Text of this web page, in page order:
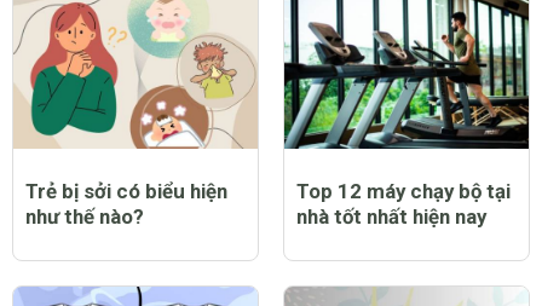
Top 9 bạt trùm xe máy
chống nắng mưa tốt
nhất hiện nay
Top 12 nước hoa nam
thơm lâu tốt nhất hiện
nay